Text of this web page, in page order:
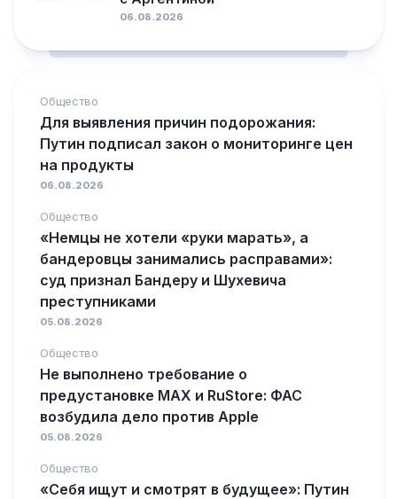
06.08.2026
Общество
Для выявления причин подорожания:
Путин подписал закон о мониторинге цен
на продукты
06.08.2026
Общество
«Немцы не хотели «руки марать», а
бандеровцы занимались расправами»:
суд признал Бандеру и Шухевича
преступниками
05.08.2026
Общество
Не выполнено требование о
предустановке MAX и RuStore: ФАС
возбудила дело против Apple
05.08.2026
Общество
«Себя ищут и смотрят в будущее»: Путин